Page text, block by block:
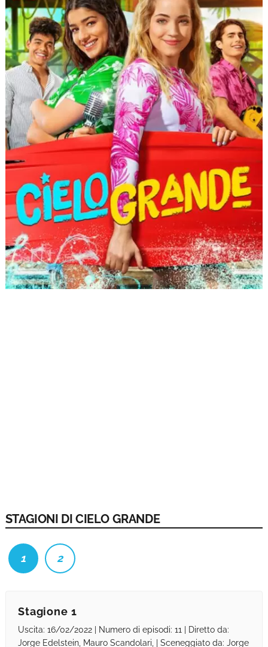
STAGIONI DI CIELO GRANDE
1 2
Stagione 1
Uscita: 16/02/2022 | Numero di episodi: 11 | Diretto da:
Jorge Edelstein, Mauro Scandolari, | Sceneggiato da: Jorge